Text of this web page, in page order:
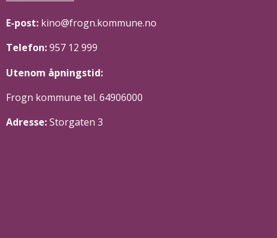
E-post: kino@frogn.kommune.no
Telefon:957 12 999
Utenom åpningstid:
Frogn kommune tel. 64906000
Adresse:Storgaten 3